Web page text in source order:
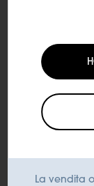
La Pen
La vendita